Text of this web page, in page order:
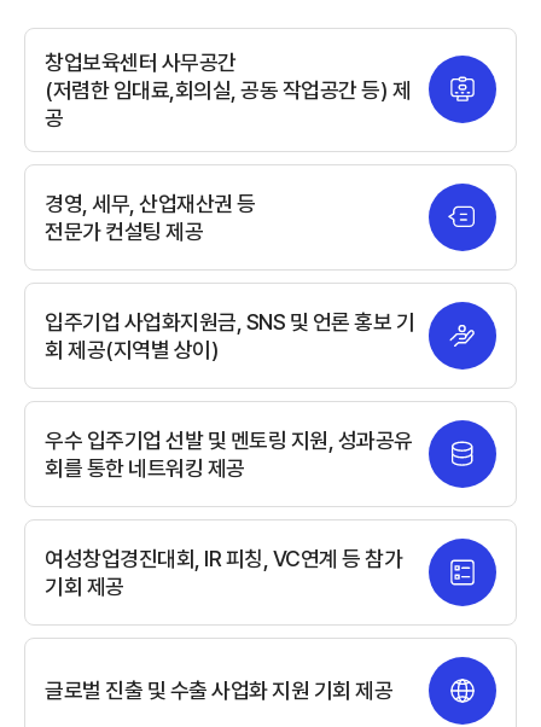
창업보육센터 사무공간
(저렴한 임대료,회의실, 공동 작업공간 등) 제
공
경영, 세무, 산업재산권 등
전문가 컨설팅 제공
입주기업 사업화지원금, SNS 및 언론 홍보 기
회 제공(지역별 상이)
우수 입주기업 선발 및 멘토링 지원, 성과공유
회를 통한 네트워킹 제공
여성창업경진대회, IR 피칭, VC연계 등 참가
기회 제공
글로벌 진출 및 수출 사업화 지원 기회 제공